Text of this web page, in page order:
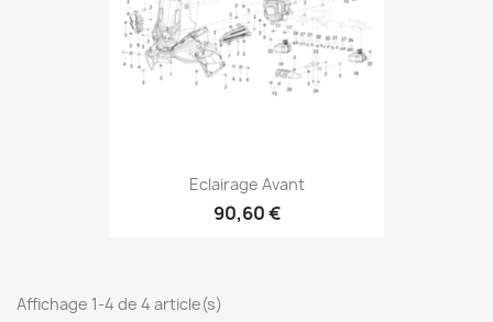
Eclairage Avant
90,60 €
Affichage 1-4 de 4 article(s)